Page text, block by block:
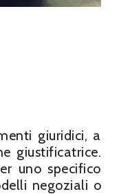
giuridici, a
giustificatrice.
uno specifico
negoziali o